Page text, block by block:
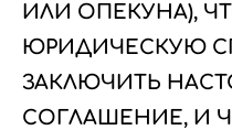
ИЛИ ОПЕКУНА),
ЮРИДИЧЕСКУЮ
ЗАКЛЮЧИТЬ
СОГЛАШЕНИЕ, И